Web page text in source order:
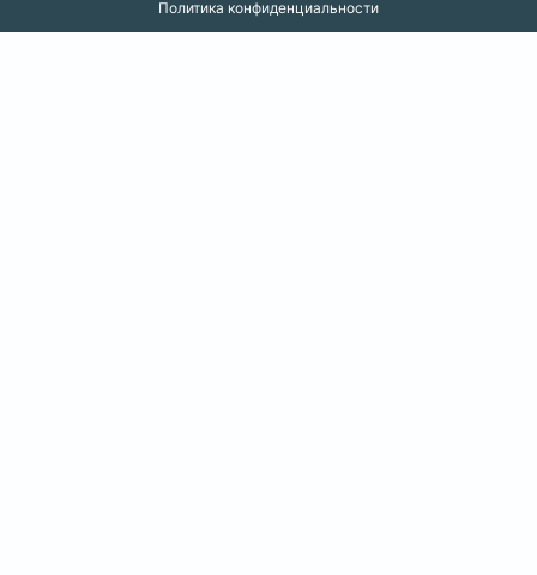
Политика конфиденциальности